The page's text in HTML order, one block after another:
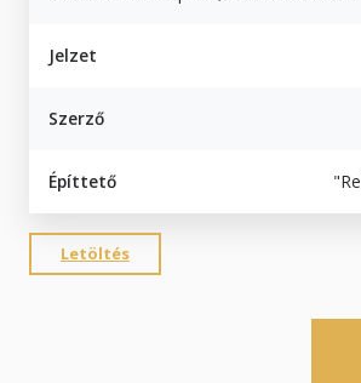
Jelzet
Szerző
Építtető
Letöltés